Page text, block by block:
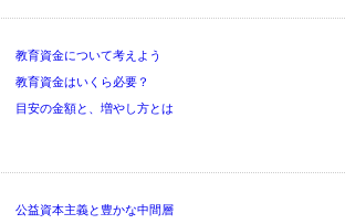
教育資金について考えよう
教育資金はいくら必要？
目安の金額と、増やし方とは
公益資本主義と豊かな中間層